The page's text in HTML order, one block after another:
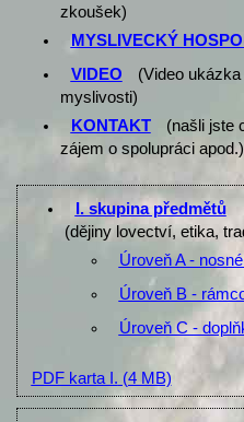
zkoušek)
MYSLIVECKÝ
VIDEO
(Video
myslivosti)
KONTAKT
(našli jste
zájem o spolupráci apod.)
I. skupina předmětů
(dějiny lovectví, etika,
Úroveň A -
Úroveň B -
Úroveň C -
PDF karta I. (4 MB)